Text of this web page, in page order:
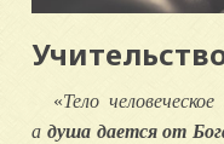
«Тело
а душа дается от